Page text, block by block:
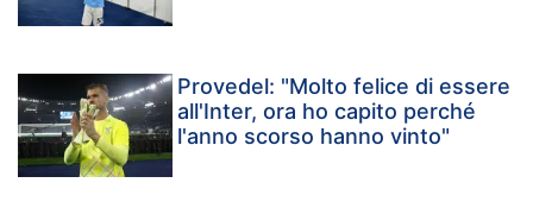
Provedel: "Molto felice di essere
all'Inter, ora ho capito perché
l'anno scorso hanno vinto"